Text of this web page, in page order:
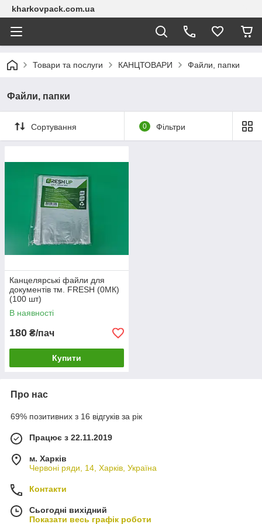
kharkovpack.com.ua
Товари та послуги КАНЦТОВАРИ Файли, папки
Файли, папки
Сортування 0 Фільтри
Канцелярські файли для
документів тм. FRESH (0МК)
(100 шт)
В наявності
180 ₴/пач
Купити
Про нас
69% позитивних з 16 відгуків за рік
Працює з 22.11.2019
м. Харків
Червоні ряди, 14, Харків, Україна
Контакти
Сьогодні вихідний
Показати весь графік роботи